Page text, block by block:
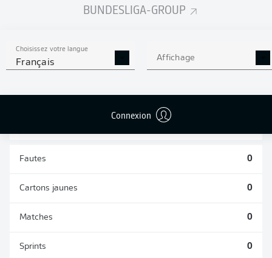
BUNDESLIGA-GROUP
Choisissez votre langue
Français Affichage
Connexion
STATS DE LA SAISON
2024/2025
0
Fautes 0
Cartons jaunes 0
Matches 0
Sprints 0